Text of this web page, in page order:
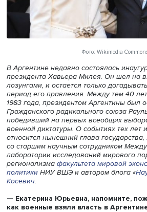
Фото: Wikimedia
В Аргентине недавно состоялась
президента Хавьера Милея. Он
лозунгами, и остается только
период его правления. Между тем
1983 года, президентом Аргентины
Гражданского радикального союза
победивший на первых всеобщих
военной диктатуры. О событиях
относится нынешний глава
со старшим научным сотрудником